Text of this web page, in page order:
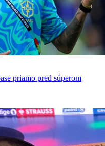
priamo pred súperom